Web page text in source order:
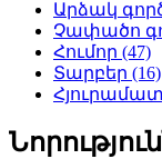
Արձակ
Չափածո
Հումոր (47)
Տարբեր (16)